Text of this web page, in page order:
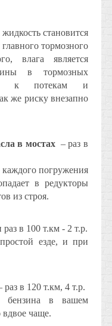
становится
тормозного
влага является
в тормозных
к потекам и
же риску внезапно
в мостах– раз в
каждого погружения
в редукторы
из строя.
раз в 100 т.км - 2 т.р.
езде, и при
раз в 120 т.км, 4 т.р.
бензина в вашем
вдвое чаще.